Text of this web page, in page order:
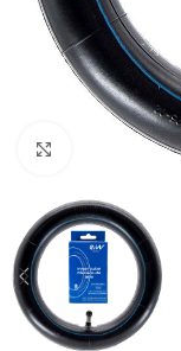
Click to enlarge